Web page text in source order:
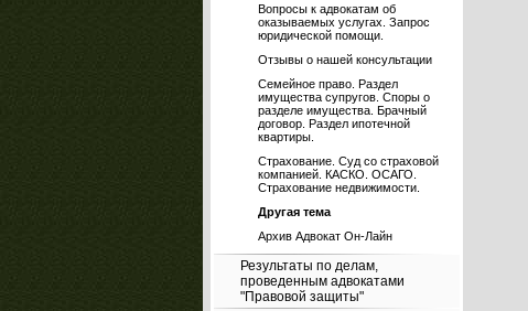
Вопросы к адвокатам об
оказываемых услугах. Запрос
юридической помощи.
Отзывы о нашей консультации
Семейное право. Раздел
имущества супругов. Споры о
разделе имущества. Брачный
договор. Раздел ипотечной
квартиры.
Страхование. Суд со страховой
компанией. КАСКО. ОСАГО.
Страхование недвижимости.
Другая тема
Архив Адвокат Он-Лайн
Результаты по делам,
проведенным адвокатами
"Правовой защиты"